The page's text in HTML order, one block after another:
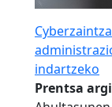
indartzeko
Prentsa